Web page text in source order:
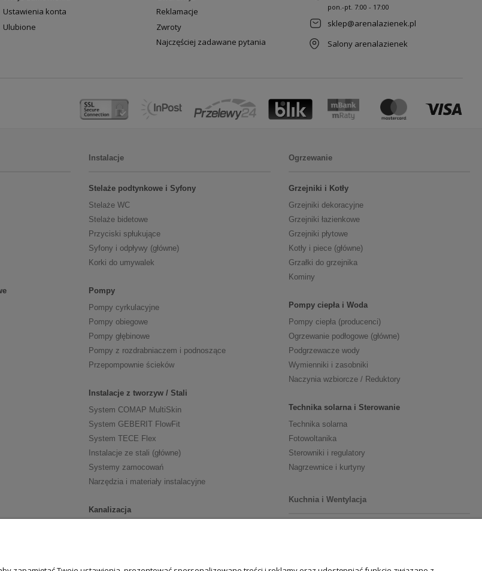
Ustawienia konta
Ulubione
Reklamacje
Zwroty
Najczęściej zadawane pytania
pon.-pt. 7:00 - 17:00
sklep@arenalazienek.pl
Salony arenalazienek
Instalacje
Stelaże podtynkowe i Syfony
Stelaże WC
Stelaże bidetowe
Przyciski spłukujące
Syfony i odpływy (główne)
Korki do umywalek
Pompy
Pompy cyrkulacyjne
Pompy obiegowe
Pompy głębinowe
Pompy z rozdrabniaczem i podnoszące
Przepompownie ścieków
Instalacje z tworzyw / Stali
System COMAP MultiSkin
System GEBERIT FlowFit
System TECE Flex
Instalacje ze stali (główne)
Systemy zamocowań
Narzędzia i materiały instalacyjne
Kanalizacja
Ogrzewanie
Grzejniki i Kotły
Grzejniki dekoracyjne
Grzejniki łazienkowe
Grzejniki płytowe
Kotły i piece (główne)
Grzałki do grzejnika
Kominy
Pompy ciepła i Woda
Pompy ciepła (producenci)
Ogrzewanie podłogowe (główne)
Podgrzewacze wody
Wymienniki i zasobniki
Naczynia wzbiorcze / Reduktory
Technika solarna i Sterowanie
Technika solarna
Fotowoltanika
Sterowniki i regulatory
Nagrzewnice i kurtyny
Kuchnia i Wentylacja